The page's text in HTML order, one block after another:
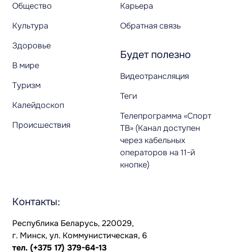
Общество
Культура
Здоровье
В мире
Туризм
Калейдоскоп
Происшествия
Карьера
Обратная связь
Будет полезно
Видеотрансляция
Теги
Телепрограмма «Спорт
ТВ» (Канал доступен
через кабельных
операторов на 11-й
кнопке)
Контакты:
Республика Беларусь, 220029,
г. Минск, ул. Коммунистическая, 6
тел. (+375 17) 379-64-13